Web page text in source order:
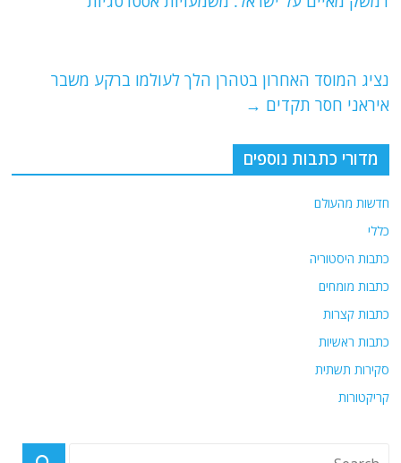
k
נציג המוסד האחרון בטהרן הלך לעולמו ברקע משבר
איראני חסר תקדים →
מדורי כתבות נוספים
חדשות מהעולם
כללי
כתבות היסטוריה
כתבות מומחים
כתבות קצרות
כתבות ראשיות
סקירות תשתית
קריקטורות